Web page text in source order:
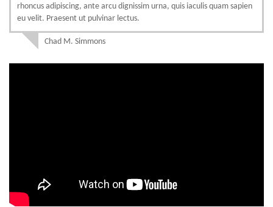
rhoncus adipiscing, ante arcu dignissim urna, quis iaculis quam sapien
eu velit. Praesent ut pulvinar lectus.
Chad M. Simmons